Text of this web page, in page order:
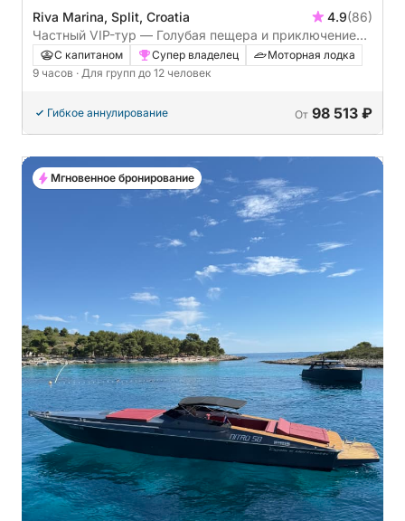
Riva Marina, Split, Croatia 4.9(86)
Частный VIP-тур — Голубая пещера и приключение
на 5 островах — Хвар, Стинива, Голубые лагуны и
многое другое
С капитаном Супер владелец
Моторная лодка
9 часов · Для групп до 12 человек
Гибкое аннулирование От 98 513 ₽
Мгновенное бронирование